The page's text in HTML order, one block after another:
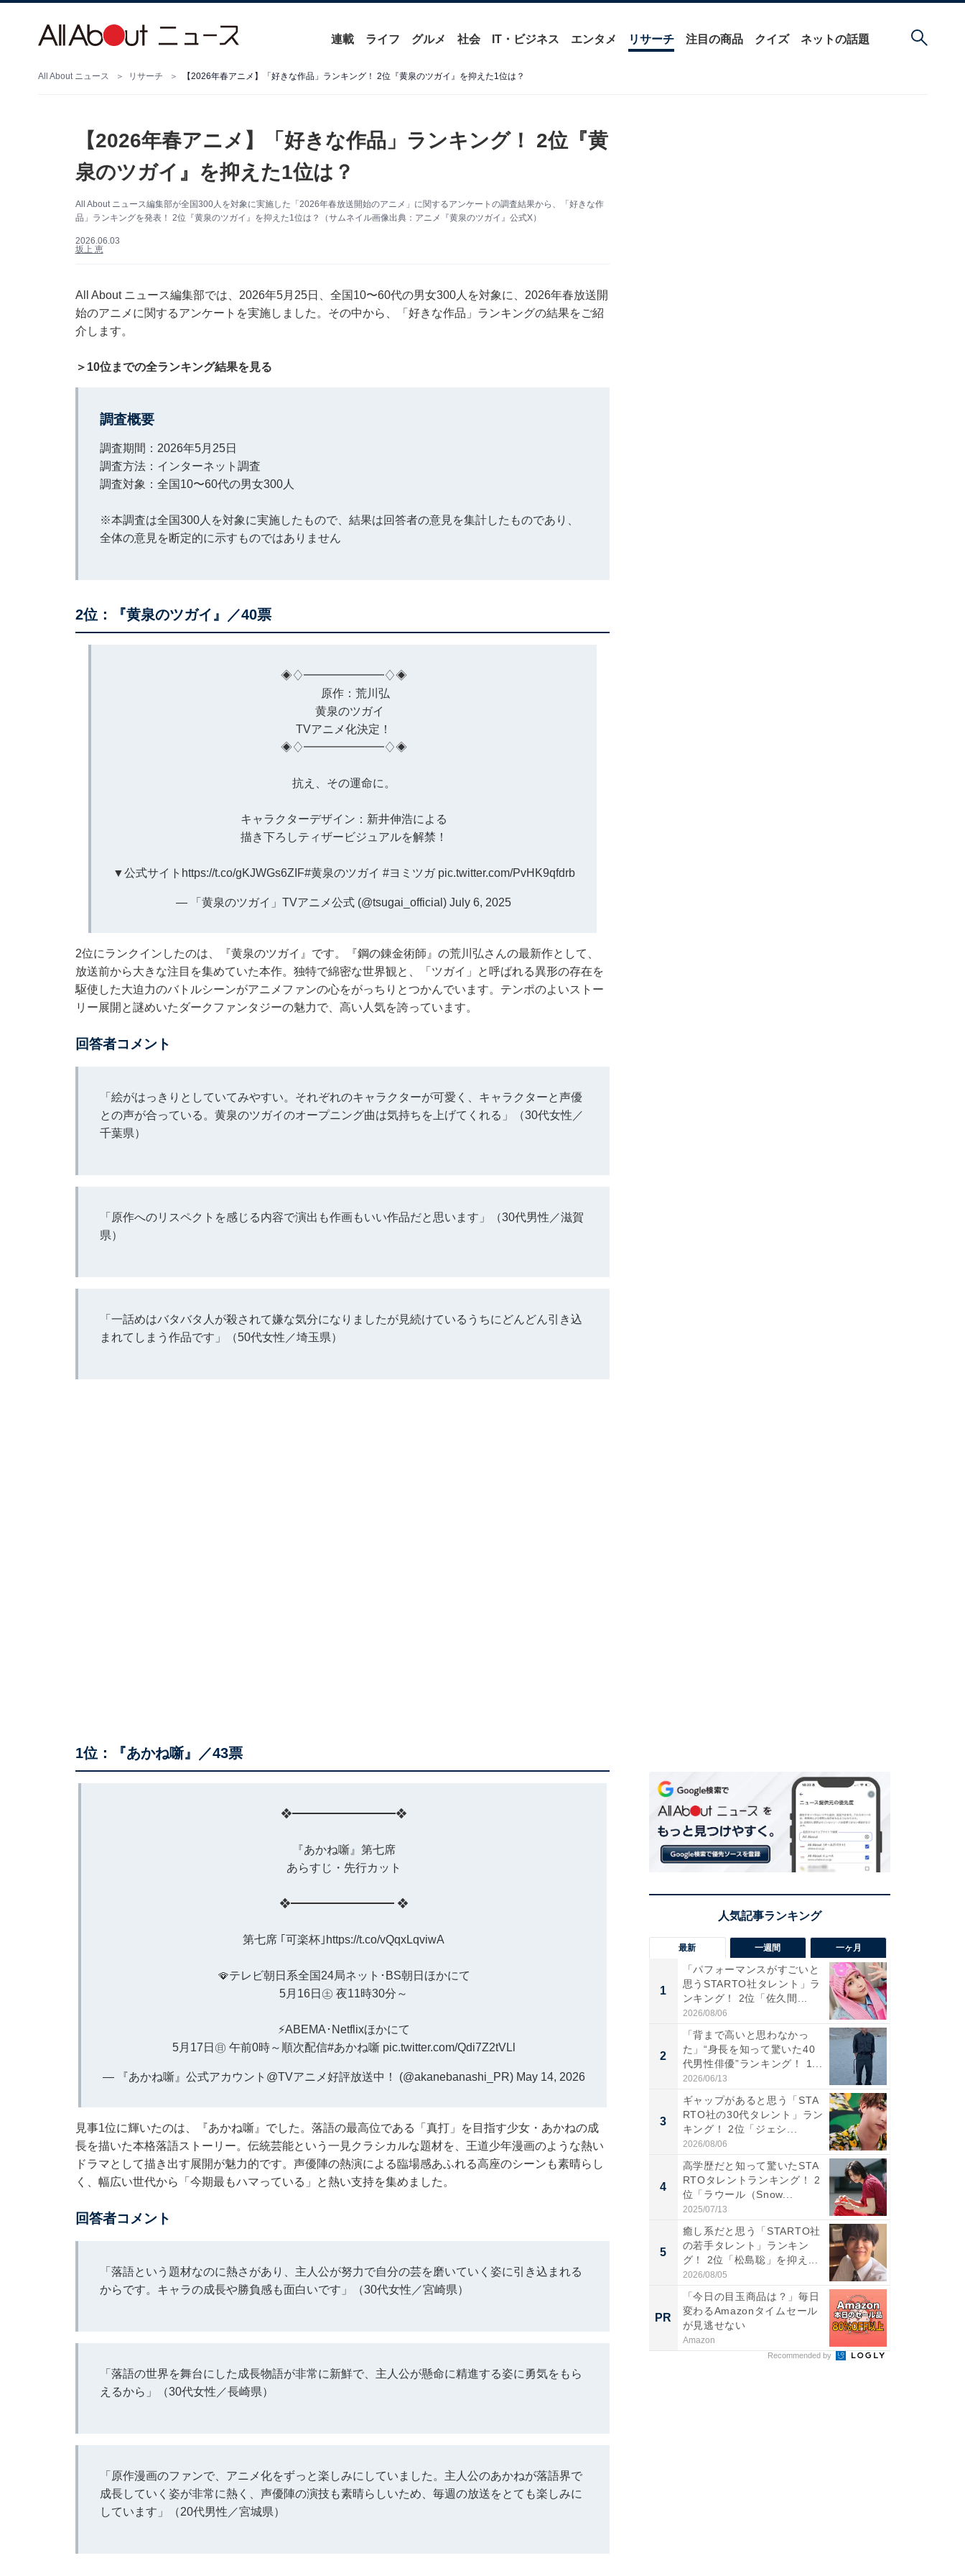
連載 ライフ グルメ 社会 IT・ビジネス エンタメ リサーチ 注目の商品 クイズ ネットの話題
All About ニュース リサーチ 【2026年春アニメ】「好きな作品」ランキング！ 2位『黄泉のツガイ』を抑えた1位は？
【2026年春アニメ】「好きな作品」ランキング！ 2位『黄
泉のツガイ』を抑えた1位は？
All About ニュース編集部が全国300人を対象に実施した「2026年春放送開始のアニメ」に関するアンケートの調査結果から、「好きな作
品」ランキングを発表！ 2位『黄泉のツガイ』を抑えた1位は？（サムネイル画像出典：アニメ『黄泉のツガイ』公式X）
2026.06.03
坂上 恵
All About ニュース編集部では、2026年5月25日、全国10〜60代の男女300人を対象に、2026年春放送開
始のアニメに関するアンケートを実施しました。その中から、「好きな作品」ランキングの結果をご紹
介します。
＞10位までの全ランキング結果を見る
調査概要
調査期間：2026年5月25日
調査方法：インターネット調査
調査対象：全国10〜60代の男女300人
※本調査は全国300人を対象に実施したもので、結果は回答者の意見を集計したものであり、
全体の意見を断定的に示すものではありません
2位：『黄泉のツガイ』／40票
◈♢━━━━━━━♢◈
原作：荒川弘
黄泉のツガイ
TVアニメ化決定！
◈♢━━━━━━━♢◈
抗え、その運命に。
キャラクターデザイン：新井伸浩による
描き下ろしティザービジュアルを解禁！
▼公式サイト https://t.co/gKJWGs6ZIF#黄泉のツガイ #ヨミツガ pic.twitter.com/PvHK9qfdrb
— 「黄泉のツガイ」TVアニメ公式 (@tsugai_official) July 6, 2025
2位にランクインしたのは、『黄泉のツガイ』です。『鋼の錬金術師』の荒川弘さんの最新作として、
放送前から大きな注目を集めていた本作。独特で綿密な世界観と、「ツガイ」と呼ばれる異形の存在を
駆使した大迫力のバトルシーンがアニメファンの心をがっちりとつかんでいます。テンポのよいストー
リー展開と謎めいたダークファンタジーの魅力で、高い人気を誇っています。
回答者コメント
「絵がはっきりとしていてみやすい。それぞれのキャラクターが可愛く、キャラクターと声優
との声が合っている。黄泉のツガイのオープニング曲は気持ちを上げてくれる」（30代女性／
千葉県）
「原作へのリスペクトを感じる内容で演出も作画もいい作品だと思います」（30代男性／滋賀
県）
「一話めはバタバタ人が殺されて嫌な気分になりましたが見続けているうちにどんどん引き込
まれてしまう作品です」（50代女性／埼玉県）
1位：『あかね噺』／43票
❖━━━━━━━━━❖
『あかね噺』第七席
あらすじ・先行カット
❖━━━━━━━━━ ❖
第七席 ｢可楽杯｣ https://t.co/vQqxLqviwA
🪭テレビ朝日系全国24局ネット･BS朝日ほかにて
5月16日㊏ 夜11時30分～
⚡️ABEMA･Netflixほかにて
5月17日㊐ 午前0時～順次配信#あかね噺 pic.twitter.com/Qdi7Z2tVLl
— 『あかね噺』公式アカウント@TVアニメ好評放送中！ (@akanebanashi_PR) May 14, 2026
見事1位に輝いたのは、『あかね噺』でした。落語の最高位である「真打」を目指す少女・あかねの成
長を描いた本格落語ストーリー。伝統芸能という一見クラシカルな題材を、王道少年漫画のような熱い
ドラマとして描き出す展開が魅力的です。声優陣の熱演による臨場感あふれる高座のシーンも素晴らし
く、幅広い世代から「今期最もハマっている」と熱い支持を集めました。
回答者コメント
「落語という題材なのに熱さがあり、主人公が努力で自分の芸を磨いていく姿に引き込まれる
からです。キャラの成長や勝負感も面白いです」（30代女性／宮崎県）
「落語の世界を舞台にした成長物語が非常に新鮮で、主人公が懸命に精進する姿に勇気をもら
えるから」（30代女性／長崎県）
「原作漫画のファンで、アニメ化をずっと楽しみにしていました。主人公のあかねが落語界で
成長していく姿が非常に熱く、声優陣の演技も素晴らしいため、毎週の放送をとても楽しみに
しています」（20代男性／宮城県）
最新 一週間 一ヶ月
1
「パフォーマンスがすごいと
思うSTARTO社タレント」ラ
ンキング！ 2位「佐久間...
2026/08/06
2
「背まで高いと思わなかっ
た」“身長を知って驚いた40
代男性俳優”ランキング！ 1...
2026/06/13
3
ギャップがあると思う「STA
RTO社の30代タレント」ラン
キング！ 2位「ジェシ...
2026/08/06
4
高学歴だと知って驚いたSTA
RTOタレントランキング！ 2
位「ラウール（Snow...
2025/07/13
5
癒し系だと思う「STARTO社
の若手タレント」ランキン
グ！ 2位「松島聡」を抑え...
2026/08/05
PR
「今日の目玉商品は？」毎日
変わるAmazonタイムセール
が見逃せない
Amazon
Recommended by